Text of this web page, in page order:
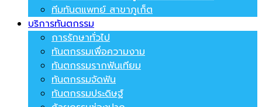
ทีมทันตแพทย์ สาขาภูเก็ต
บริการทันตกรรม
การรักษาทั่วไป
ทันตกรรมเพื่อความงาม
ทันตกรรมรากฟันเทียม
ทันตกรรมจัดฟัน
ทันตกรรมประดิษฐ์